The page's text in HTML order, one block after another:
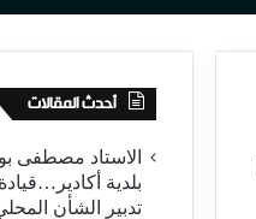
أحدث المقالات
الاستاد مصطفى
بلدية
تدبير الشأن